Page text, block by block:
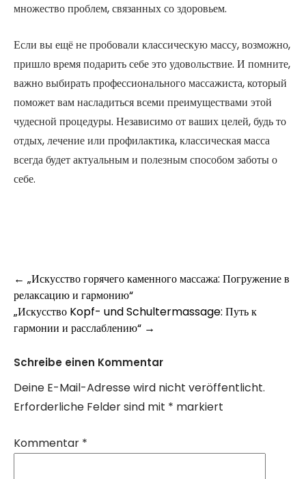
множество проблем, связанных со здоровьем.
Если вы ещё не пробовали классическую массу, возможно,
пришло время подарить себе это удовольствие. И помните,
важно выбирать профессионального массажиста, который
поможет вам насладиться всеми преимуществами этой
чудесной процедуры. Независимо от ваших целей, будь то
отдых, лечение или профилактика, классическая масса
всегда будет актуальным и полезным способом заботы о
себе.
Post
navigation
← „Искусство горячего каменного массажа: Погружение в
релаксацию и гармонию“
„Искусство Kopf- und Schultermassage: Путь к
гармонии и расслаблению“ →
Schreibe einen Kommentar
Deine E-Mail-Adresse wird nicht veröffentlicht.
Erforderliche Felder sind mit * markiert
Kommentar *